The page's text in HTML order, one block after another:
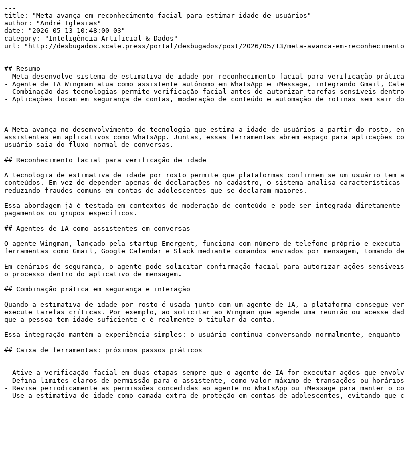
---
title: "Meta avança em reconhecimento facial para estimar idade de usuários"
author: "André Iglesias"
date: "2026-05-13 10:48:00-03"
category: "Inteligência Artificial & Dados"
url: "http://desbugados.scale.press/portal/desbugados/post/2026/05/13/meta-avanca-em-
---
## Resumo
- Meta desenvolve sistema de estimativa de idade por reconhecimento facial para verificação
- Agente de IA Wingman atua como assistente autônomo em WhatsApp e iMessage, integrando Gmail,
- Combinação das tecnologias permite verificação facial antes de autorizar tarefas sensíveis dentro
- Aplicações focam em segurança de contas, moderação de conteúdo e automação de rotinas sem sair do
---
A Meta avança no desenvolvimento de tecnologia que estima a idade de usuários a partir do rosto,
assistentes em aplicativos como WhatsApp. Juntas, essas ferramentas abrem espaço para
usuário saia do fluxo normal de conversas.
## Reconhecimento facial para verificação de idade
A tecnologia de estimativa de idade por rosto permite que plataformas confirmem se um usuário tem
conteúdos. Em vez de depender apenas de declarações no cadastro, o sistema analisa
reduzindo fraudes comuns em contas de adolescentes que se declaram maiores.
Essa abordagem já é testada em contextos de moderação de conteúdo e pode ser integrada
pagamentos ou grupos específicos.
## Agentes de IA como assistentes em conversas
O agente Wingman, lançado pela startup Emergent, funciona com número de telefone próprio e
ferramentas como Gmail, Google Calendar e Slack mediante comandos enviados por mensagem,
Em cenários de segurança, o agente pode solicitar confirmação facial para autorizar ações
o processo dentro do aplicativo de mensagem.
## Combinação prática em segurança e interação
Quando a estimativa de idade por rosto é usada junto com um agente de IA, a plataforma
execute tarefas críticas. Por exemplo, ao solicitar ao Wingman que agende uma reunião ou acesse
que a pessoa tem idade suficiente e é realmente o titular da conta.
Essa integração mantém a experiência simples: o usuário continua conversando normalmente,
## Caixa de ferramentas: próximos passos práticos
- Ative a verificação facial em duas etapas sempre que o agente de IA for executar ações que
- Defina limites claros de permissão para o assistente, como valor máximo de transações ou
- Revise periodicamente as permissões concedidas ao agente no WhatsApp ou iMessage para manter
- Use a estimativa de idade como camada extra de proteção em contas de adolescentes, evitando